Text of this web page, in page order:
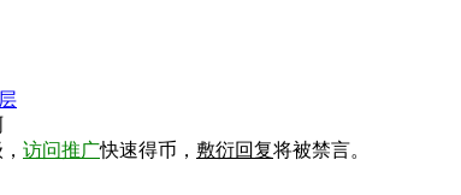
访问推广快速得币， 敷衍回复将被禁言。